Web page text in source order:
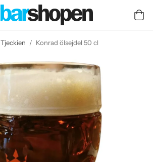
Tjeckien / Konrad ölsejdel 50 cl